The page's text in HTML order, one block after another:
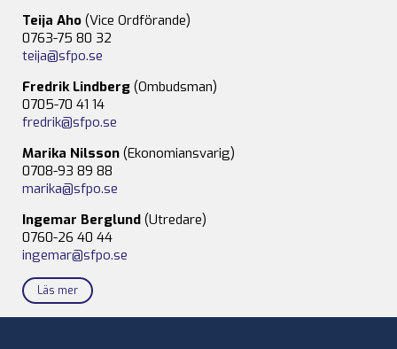
Teija Aho (Vice Ordförande)
0763-75 80 32
teija@sfpo.se
Fredrik Lindberg (Ombudsman)
0705-70 41 14
fredrik@sfpo.se
Marika Nilsson (Ekonomiansvarig)
0708-93 89 88
marika@sfpo.se
Ingemar Berglund (Utredare)
0760-26 40 44
ingemar@sfpo.se
Läs mer